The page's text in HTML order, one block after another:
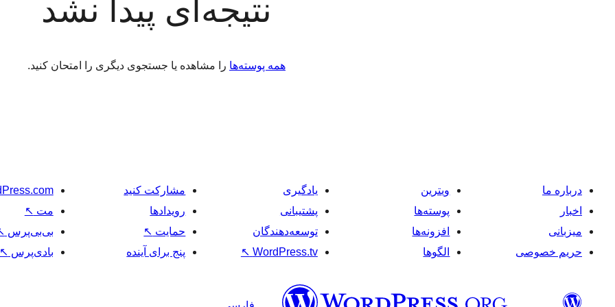
نتیجه‌ای پیدا نشد
همه پوسته‌ها را مشاهده یا جستجوی دیگری را امتحان کنید.
درباره ما
اخبار
میزبانی
حریم خصوصی
ویترین
پوسته‌ها
افزونه‌ها
الگوها
یادگیری
پشتیبانی
توسعه‌دهندگان
WordPress.tv
↖
مشارکت کنید
رویدادها
حمایت ↖
پنج برای آینده
مت ↖
بی‌بی‌پرس
بادی‌پرس ↖